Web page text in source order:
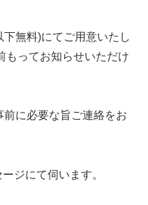
無料)にてご用意いたし
もってお知らせいただけ
に必要な旨ご連絡をお
ジにて伺います。